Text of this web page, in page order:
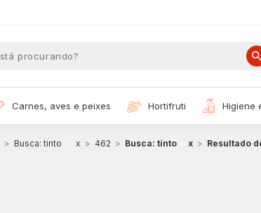
carnes, aves e peixes hortifruti
Busca: tinto x 462 Busca: tinto x Resultado